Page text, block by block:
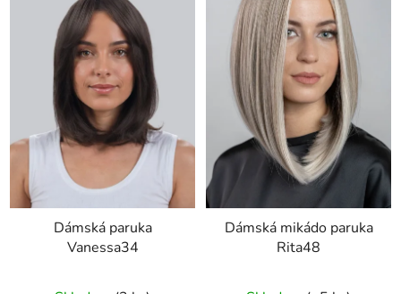
Dámská paruka
Vanessa34
Dámská mikádo paruka
Rita48